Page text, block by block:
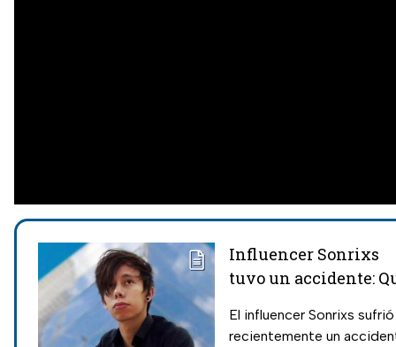
Influencer Sonrixs
tuvo un accidente:
estado de salud
El influencer Sonrixs sufrió
recientemente un